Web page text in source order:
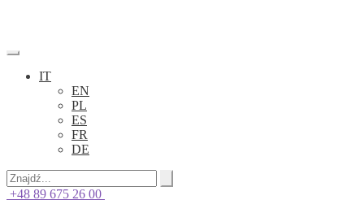
IT
EN
PL
ES
FR
DE
+48 89 675 26 00